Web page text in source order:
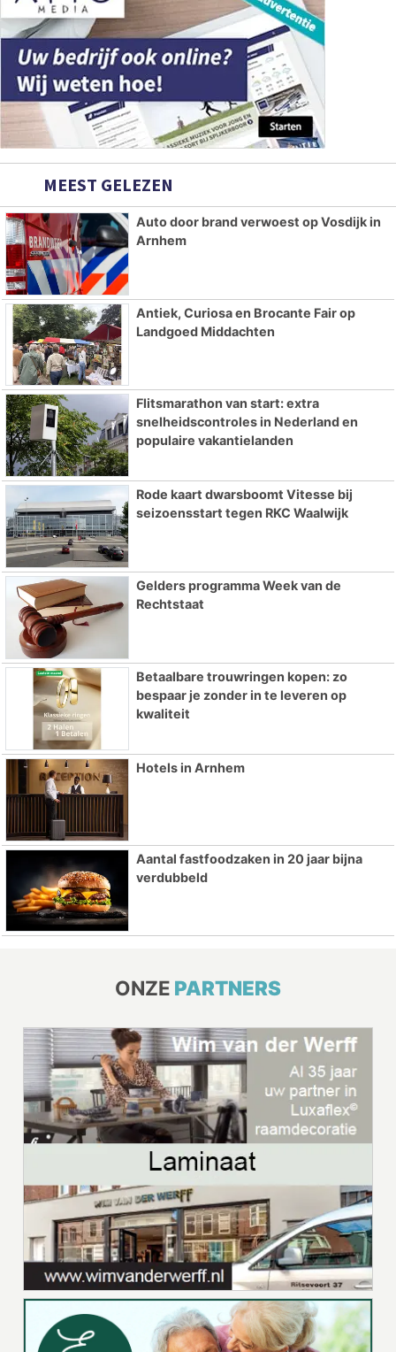
MEEST GELEZEN
Auto door brand verwoest op Vosdijk in
Arnhem
Antiek, Curiosa en Brocante Fair op
Landgoed Middachten
Flitsmarathon van start: extra
snelheidscontroles in Nederland en
populaire vakantielanden
Rode kaart dwarsboomt Vitesse bij
seizoensstart tegen RKC Waalwijk
Gelders programma Week van de
Rechtstaat
Betaalbare trouwringen kopen: zo
bespaar je zonder in te leveren op
kwaliteit
Hotels in Arnhem
Aantal fastfoodzaken in 20 jaar bijna
verdubbeld
ONZE PARTNERS